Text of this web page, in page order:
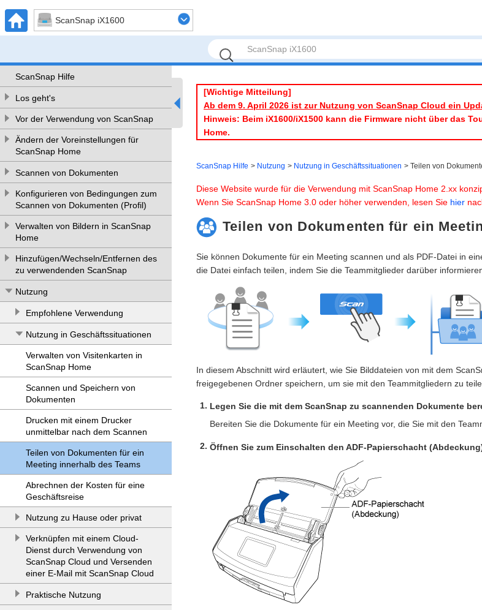
ScanSnap iX1600
ScanSnap Hilfe
Los geht's
Vor der Verwendung von ScanSnap
Ändern der Voreinstellungen für
ScanSnap Home
Scannen von Dokumenten
Konfigurieren von Bedingungen zum
Scannen von Dokumenten (Profil)
Verwalten von Bildern in ScanSnap
Home
Hinzufügen/Wechseln/Entfernen des
zu verwendenden ScanSnap
Nutzung
Empfohlene Verwendung
Nutzung in Geschäftssituationen
Verwalten von Visitenkarten in
ScanSnap Home
Scannen und Speichern von
Dokumenten
Drucken mit einem Drucker
unmittelbar nach dem Scannen
Teilen von Dokumenten für ein
Meeting innerhalb des Teams
Abrechnen der Kosten für eine
Geschäftsreise
Nutzung zu Hause oder privat
Verknüpfen mit einem Cloud-
Dienst durch Verwendung von
ScanSnap Cloud und Versenden
einer E-Mail mit ScanSnap Cloud
Praktische Nutzung
[Wichtige Mitteilung]
Ab dem 9. April 2026 ist zur Nutzung von ScanSnap Cloud ein
Hinweis: Beim iX1600/iX1500 kann die Firmware nicht über das
Home.
ScanSnap Hilfe Nutzung Nutzung in Geschäftssituationen Teilen von
Diese Website wurde für die Verwendung mit ScanSnap Home 2.xx
Wenn Sie ScanSnap Home 3.0 oder höher verwenden, lesen Sie hier
Teilen von Dokumenten für ein
Sie können Dokumente für ein Meeting scannen und als PDF-Datei in
die Datei einfach teilen, indem Sie die Teammitglieder darüber
In diesem Abschnitt wird erläutert, wie Sie Bilddateien von mit dem
freigegebenen Ordner speichern, um sie mit den Teammitgliedern zu
Legen Sie die mit dem ScanSnap zu scannenden Dokumente
Bereiten Sie die Dokumente für ein Meeting vor, die Sie mit den
Öffnen Sie zum Einschalten den ADF-Papierschacht